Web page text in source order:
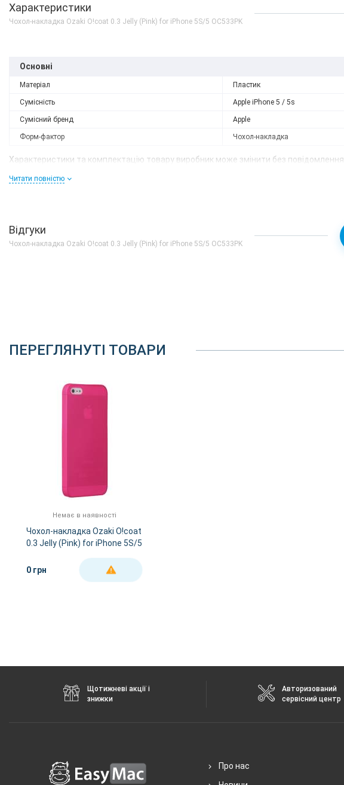
Характеристики
Чохол-накладка Ozaki O!coat 0.3 Jelly (Pink) for iPhone 5S/5 OC533PK
Основні
Матеріал Пластик
Сумісність Apple iPhone 5 / 5s
Сумісний бренд Apple
Форм-фактор Чохол-накладка
Характеристики та комплектацію товару виробник може змінити без повідомлення.
Читати повністю
Відгуки
Чохол-накладка Ozaki O!coat 0.3 Jelly (Pink) for iPhone 5S/5 OC533PK
ПЕРЕГЛЯНУТІ ТОВАРИ
Немає в наявності
Чохол-накладка Ozaki O!coat
0.3 Jelly (Pink) for iPhone 5S/5
0 грн
ДЕТАЛЬНІШЕ
Щотижневі акції і
знижки
Авторизований
сервісний центр
Про нас